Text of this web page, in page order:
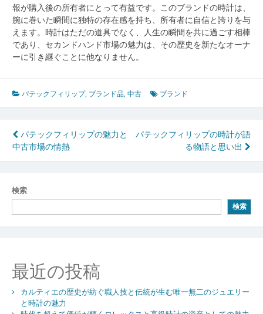
報が購入後の所有者にとって有益です。このブランドの時計は、
腕に巻いた瞬間に独特の存在感を持ち、所有者に自信と誇りを与
えます。時計はただの道具でなく、人生の瞬間を共に過ごす相棒
であり、セカンドハンド市場の魅力は、その歴史を新たなオーナ
ーに引き継ぐことに他なりません。
パテックフィリップ, ブランド品,中古 ブランド
投
稿
ビ
ゲ
ー
ョ
ン
パテックフィリップの魅力と
中古市場の情熱
パテックフィリップの時計が語
る物語と思い出
検索
検索
最近の投稿
カルティエの歴史が紡ぐ職人技と伝統が生む唯一無二のジュエリー
と時計の魅力